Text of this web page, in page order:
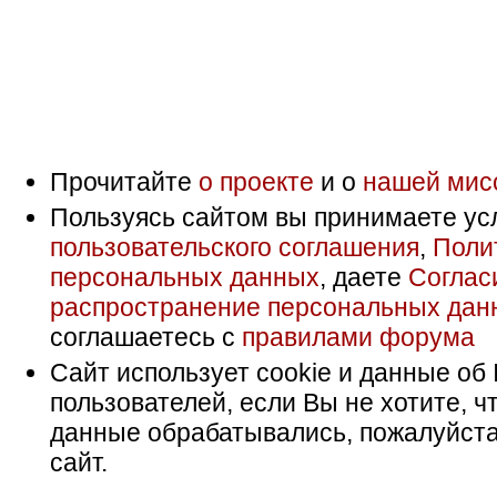
Прочитайте о проекте и о нашей
Пользуясь сайтом вы принимаете
пользовательского соглашения,
персональных данных, даете
распространение персональных
соглашаетесь с правилами форума
Сайт использует cookie и данные об
пользователей, если Вы не хотите,
данные обрабатывались,
сайт.